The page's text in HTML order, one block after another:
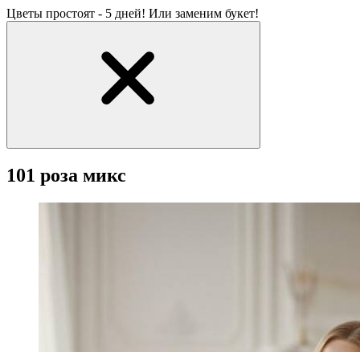
Цветы простоят - 5 дней! Или заменим букет!
101 роза микс